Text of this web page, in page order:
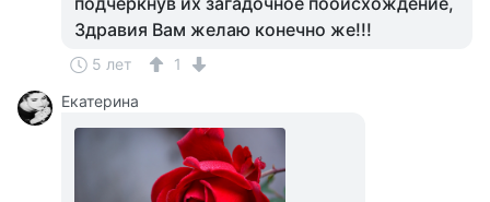
Здравия Вам желаю конечно же!!!
5 лет
1
Екатерина